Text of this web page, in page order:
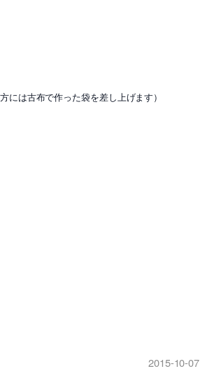
には古布で作った袋を差し上げます）
2015-10-07